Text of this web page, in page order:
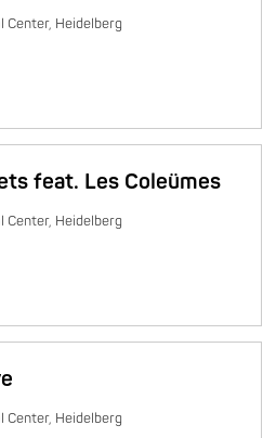
Heidelberg
feat. Les Coleümes
Heidelberg
Heidelberg